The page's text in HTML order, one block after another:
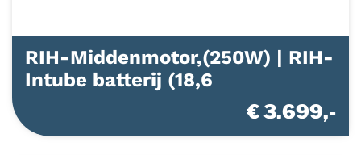
RIH-Middenmotor,(250W) | RIH-
Intube batterij (18,6
€ 3.699,-